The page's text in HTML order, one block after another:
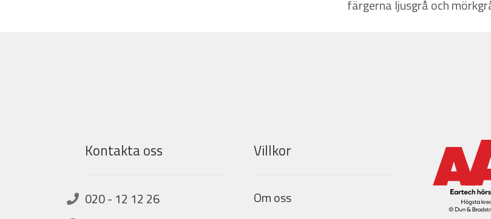
färgerna ljusgrå och
Kontakta oss
020 - 12 12 26
Villkor
Om oss